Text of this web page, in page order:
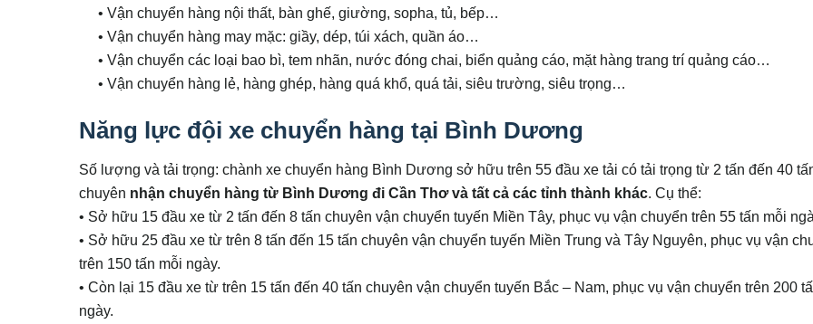
• Vận chuyển hàng nội thất, bàn ghế, giường, sopha, tủ, bếp…
• Vận chuyển hàng may mặc: giầy, dép, túi xách, quần áo…
• Vận chuyển các loại bao bì, tem nhãn, nước đóng chai, biển quảng cáo, mặt hàng trang trí quảng cáo…
• Vận chuyển hàng lẻ, hàng ghép, hàng quá khổ, quá tải, siêu trường, siêu trọng…
Năng lực đội xe chuyển hàng tại Bình Dương
Số lượng và tải trọng: chành xe chuyển hàng Bình Dương sở hữu trên 55 đầu xe tải có tải trọng từ 2 tấn đến 40
chuyên nhận chuyển hàng từ Bình Dương đi Cần Thơvà tất cả các tỉnh thành khác. Cụ thể:
• Sở hữu 15 đầu xe từ 2 tấn đến 8 tấn chuyên vận chuyển tuyến Miền Tây, phục vụ vận chuyển trên 55 tấn mỗi
• Sở hữu 25 đầu xe từ trên 8 tấn đến 15 tấn chuyên vận chuyển tuyến Miền Trung và Tây Nguyên, phục vụ vận
trên 150 tấn mỗi ngày.
• Còn lại 15 đầu xe từ trên 15 tấn đến 40 tấn chuyên vận chuyển tuyến Bắc – Nam, phục vụ vận chuyển trên 200
ngày.